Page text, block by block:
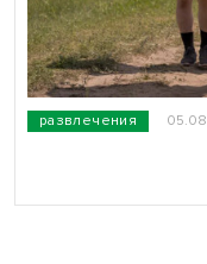
развлечения